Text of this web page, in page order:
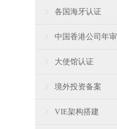
各国海牙认证
中国香港公司年审
大使馆认证
境外投资备案
VIE架构搭建